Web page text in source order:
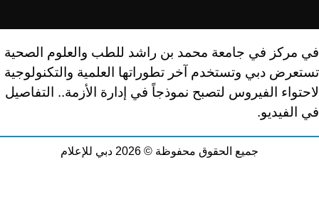
في مركز في جامعة محمد بن راشد للطب والعلوم الصحية
تستعرض دبي وتستخدم آخر تطوراتها العلمية والتكنولوجية
لاحتواء الفيروس لتصبح نموذجاً في إدارة الأزمة.. التفاصيل
في الفيديو.
جميع الحقوق محفوظة © 2026 دبي للإعلام